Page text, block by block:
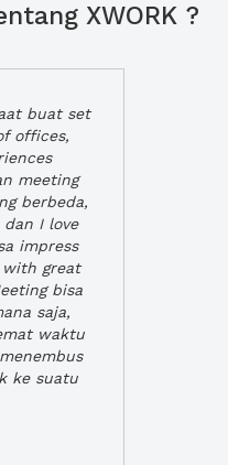
XWORK ?
buat set
offices,
meeting
berbeda,
I love
impress
with great
bisa
saja,
waktu
ke suatu